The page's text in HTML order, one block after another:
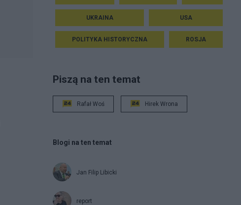
UKRAINA USA
POLITYKA HISTORYCZNA ROSJA
Piszą na ten temat
Rafał Woś Hirek Wrona
Blogi na ten temat
Jan Filip Libicki
report